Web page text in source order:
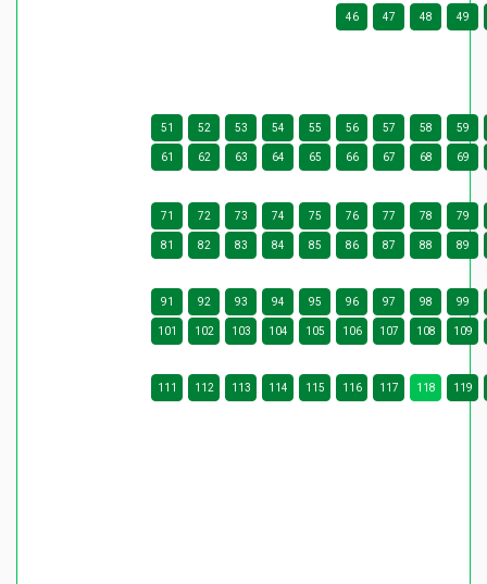
46 47 48 49
51 52 53 54 55 56 57 58 59
61 62 63 64 65 66 67 68 69
71 72 73 74 75 76 77 78 79
81 82 83 84 85 86 87 88 89
91 92 93 94 95 96 97 98 99
101 102 103 104 105 106 107 108 109
111 112 113 114 115 116 117 118 119